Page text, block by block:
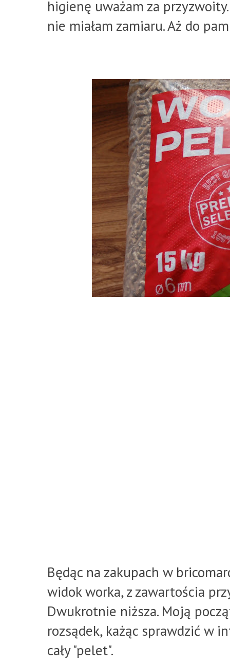
higienę uważam za
nie miałam zamiaru. Aż do
Będąc na zakupach w
widok worka, z zawartościa
Dwukrotnie niższa. Moją
rozsądek, każąc sprawdzić w
cały "pelet".